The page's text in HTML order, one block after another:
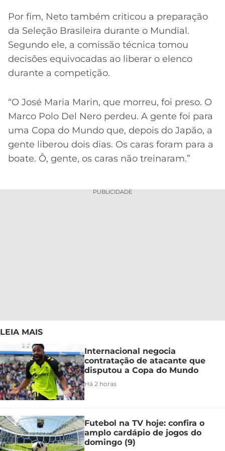
Por fim, Neto também criticou a preparação
da Seleção Brasileira durante o Mundial.
Segundo ele, a comissão técnica tomou
decisões equivocadas ao liberar o elenco
durante a competição.
“O José Maria Marin, que morreu, foi preso. O
Marco Polo Del Nero perdeu. A gente foi para
uma Copa do Mundo que, depois do Japão, a
gente liberou dois dias. Os caras foram para a
boate. Ô, gente, os caras não treinaram.”
PUBLICIDADE
LEIA MAIS
Internacional negocia
contratação de atacante que
disputou a Copa do Mundo
Há 2 horas
Futebol na TV hoje: confira o
amplo cardápio de jogos do
domingo (9)